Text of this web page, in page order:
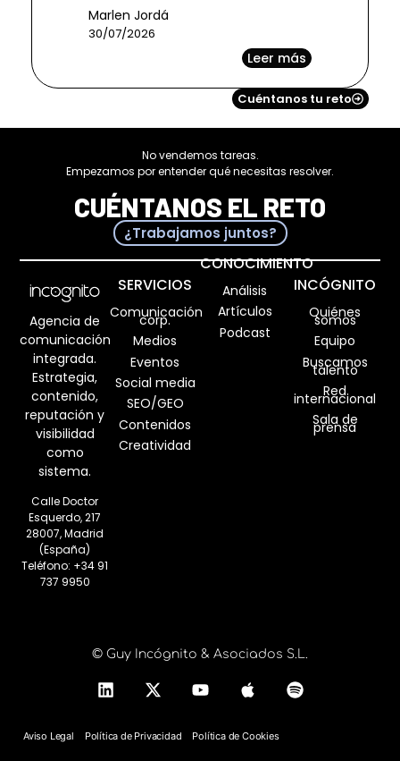
Marlen Jordá
30/07/2026
Leer más
Cuéntanos tu reto
No vendemos tareas.
Empezamos por entender qué necesitas resolver.
CUÉNTANOS EL RETO
¿Trabajamos juntos?
Agencia de
comunicación
integrada.
Estrategia,
contenido,
reputación y
visibilidad
como
sistema.
Calle Doctor
Esquerdo, 217
28007, Madrid
(España)
Teléfono: +34 91
737 9950
SERVICIOS
Comunicación
corp.
Medios
Eventos
Social media
SEO/GEO
Contenidos
Creatividad
CONOCIMIENTO
Análisis
Artículos
Podcast
INCÓGNITO
Quiénes
somos
Equipo
Buscamos
talento
Red
internacional
Sala de
prensa
© Guy Incógnito & Asociados S.L.
Aviso Legal Política de Privacidad Política de Cookies